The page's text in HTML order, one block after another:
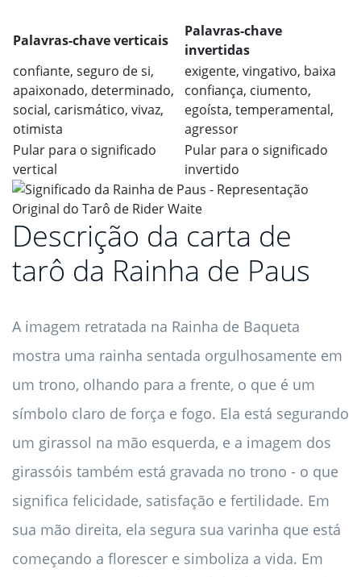
Palavras-chave verticais
Palavras-chave
invertidas
confiante, seguro de si,
apaixonado, determinado,
social, carismático, vivaz,
otimista
exigente, vingativo, baixa
confiança, ciumento,
egoísta, temperamental,
agressor
Pular para o significado
vertical
Pular para o significado
invertido
Descrição da carta de
tarô da Rainha de Paus
A imagem retratada na Rainha de Baqueta
mostra uma rainha sentada orgulhosamente em
um trono, olhando para a frente, o que é um
símbolo claro de força e fogo. Ela está segurando
um girassol na mão esquerda, e a imagem dos
girassóis também está gravada no trono - o que
significa felicidade, satisfação e fertilidade. Em
sua mão direita, ela segura sua varinha que está
começando a florescer e simboliza a vida. Em